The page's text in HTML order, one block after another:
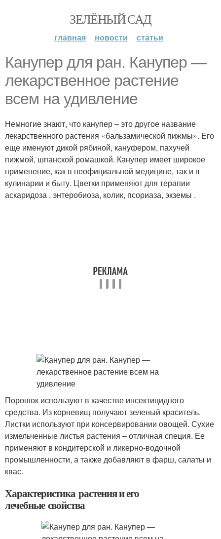
ЗЕЛЁНЫЙ САД
главная новости статьи
Канупер для ран. Канупер —
лекарственное растение
всем на удивление
Немногие знают, что канупер – это другое название
лекарственного растения «бальзамической пижмы». Его
еще именуют дикой рябиной, кануфером, пахучей
пижмой, шпанской ромашкой. Канупер имеет широкое
применение, как в неофициальной медицине, так и в
кулинарии и быту. Цветки применяют для терапии
аскаридоза , энтеробиоза, колик, псориаза, экземы .
Порошок используют в качестве инсектицидного
средства. Из корневищ получают зеленый краситель.
Листки используют при консервировании овощей. Сухие
измельченные листья растения – отличная специя. Ее
применяют в кондитерской и ликерно-водочной
промышленности, а также добавляют в фарш, салаты и
квас.
Характеристика растения и его
лечебные свойства